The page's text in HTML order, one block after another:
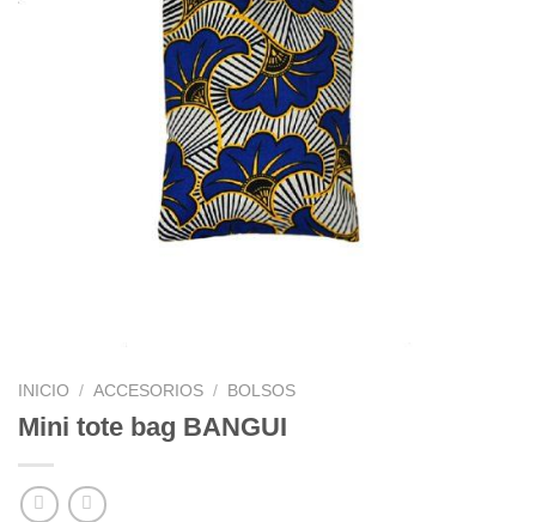
INICIO / ACCESORIOS / BOLSOS
Mini tote bag BANGUI